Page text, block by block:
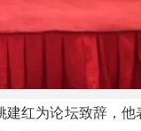
红为论坛致辞，他